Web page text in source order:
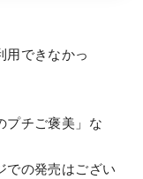
用できなかっ
プチご褒美」な
での発売はござい